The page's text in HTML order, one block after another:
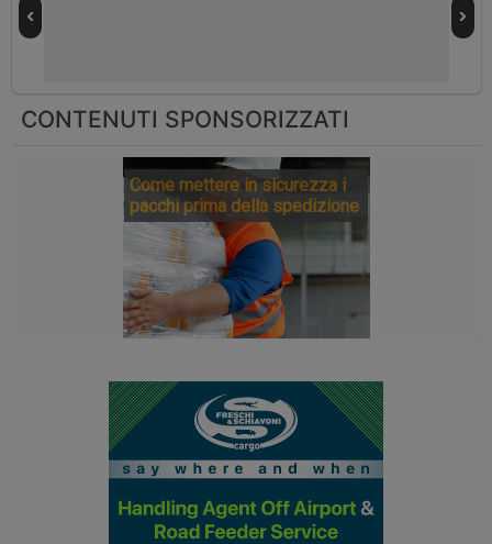
CONTENUTI SPONSORIZZATI
Come mettere in sicurezza i
pacchi prima della spedizione